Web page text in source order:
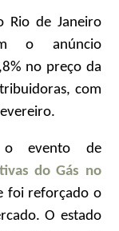
Rio de Janeiro
o anúncio
no preço da
com
o evento de
do Gás no
foi reforçado o
O estado